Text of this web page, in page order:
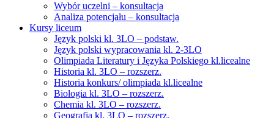
Wybór uczelni – konsultacja
Analiza potencjału – konsultacja
Kursy liceum
Język polski kl. 3LO – podstaw.
Język polski wypracowania kl. 2-3LO
Olimpiada Literatury i Języka Polskiego kl.licealne
Historia kl. 3LO – rozszerz.
Historia konkurs/ olimpiada kl.licealne
Biologia kl. 3LO – rozszerz.
Chemia kl. 3LO – rozszerz.
Geografia kl. 3LO – rozszerz.